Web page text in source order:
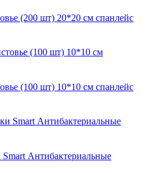
(200 шт) 20*20 см спанлейс
(100 шт) 10*10 см спанлейс
Антибактериальные